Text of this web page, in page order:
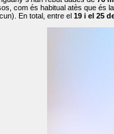
com és habitual atès que és
En total, entre el 19 i el 25